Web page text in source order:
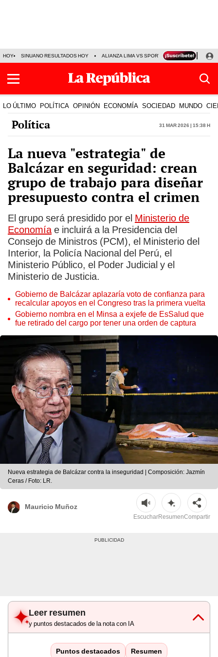
HOY SINUANO RESULTADOS HOY ALIANZA LIMA VS SPORT BOYS JORGE
LO ÚLTIMO POLÍTICA OPINIÓN ECONOMÍA SOCIEDAD MUNDO
Política 31 Mar 2026 | 15:38 h
La nueva "estrategia" de
Balcázar en seguridad: crean
grupo de trabajo para diseñar
presupuesto contra el crimen
El grupo será presidido por el Ministerio de
Economía e incluirá a la Presidencia del
Consejo de Ministros (PCM), el Ministerio del
Interior, la Policía Nacional del Perú, el
Ministerio Público, el Poder Judicial y el
Ministerio de Justicia.
Gobierno de Balcázar aplazaría voto de confianza para
recalcular apoyos en el Congreso tras la primera vuelta
Gobierno nombra en el Minsa a exjefe de EsSalud que
fue retirado del cargo por tener una orden de captura
Nueva estrategia de Balcázar contra la inseguridad | Composición: Jazmín
Ceras / Foto: LR.
Mauricio Muñoz
EscucharResumenCompartir
Leer resumen
y puntos destacados de la nota con IA
Puntos destacados Resumen